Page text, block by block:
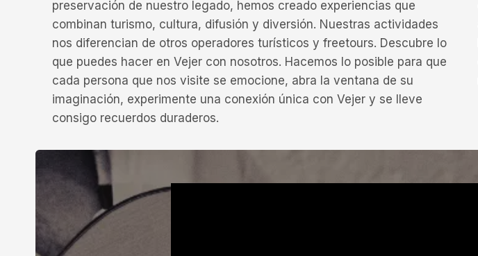
preservación de nuestro legado, hemos creado experiencias que
combinan turismo, cultura, difusión y diversión. Nuestras actividades
nos diferencian de otros operadores turísticos y freetours. Descubre lo
que puedes hacer en Vejer con nosotros. Hacemos lo posible para que
cada persona que nos visite se emocione, abra la ventana de su
imaginación, experimente una conexión única con Vejer y se lleve
consigo recuerdos duraderos.